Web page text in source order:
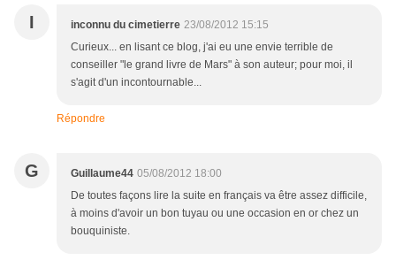
I inconnu du cimetierre 23/08/2012 15:15
Curieux... en lisant ce blog, j'ai eu une envie terrible de
conseiller "le grand livre de Mars" à son auteur; pour moi, il
s'agit d'un incontournable...
Répondre
G Guillaume44 05/08/2012 18:00
De toutes façons lire la suite en français va être assez difficile,
à moins d'avoir un bon tuyau ou une occasion en or chez un
bouquiniste.